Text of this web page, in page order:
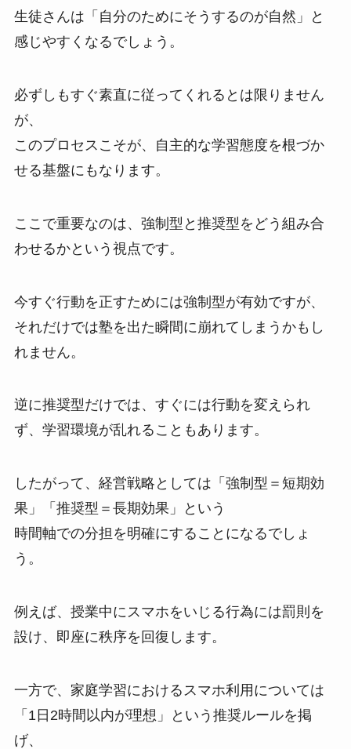
生徒さんは「自分のためにそうするのが自然」と
感じやすくなるでしょう。
必ずしもすぐ素直に従ってくれるとは限りません
が、
このプロセスこそが、自主的な学習態度を根づか
せる基盤にもなります。
ここで重要なのは、強制型と推奨型をどう組み合
わせるかという視点です。
今すぐ行動を正すためには強制型が有効ですが、
それだけでは塾を出た瞬間に崩れてしまうかもし
れません。
逆に推奨型だけでは、すぐには行動を変えられ
ず、学習環境が乱れることもあります。
したがって、経営戦略としては「強制型＝短期効
果」「推奨型＝長期効果」という
時間軸での分担を明確にすることになるでしょ
う。
例えば、授業中にスマホをいじる行為には罰則を
設け、即座に秩序を回復します。
一方で、家庭学習におけるスマホ利用については
「1日2時間以内が理想」という推奨ルールを掲
げ、